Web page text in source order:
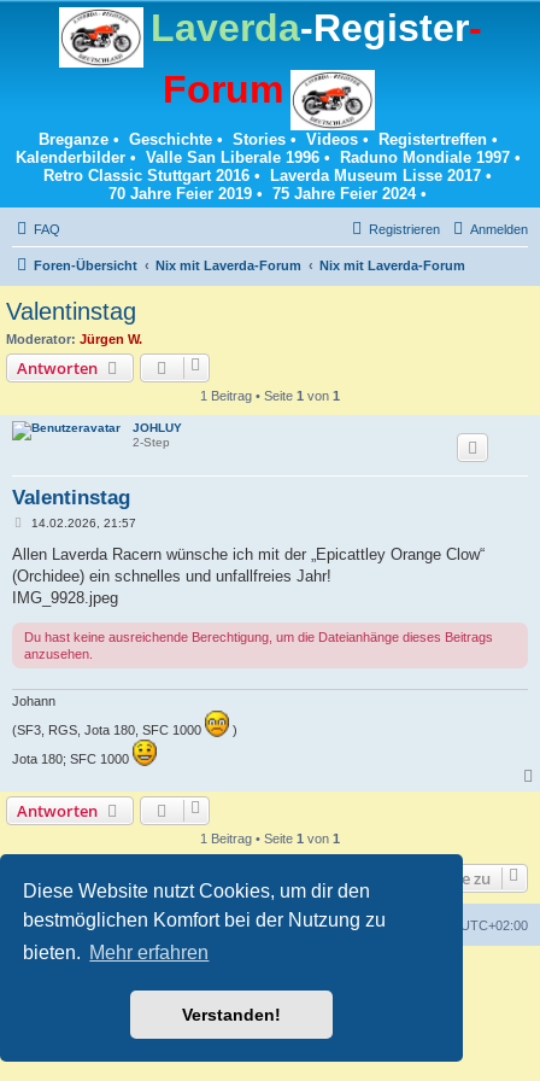
Diese Website nutzt Cookies, um dir den
bestmöglichen Komfort bei der Nutzung zu
bieten. Mehr erfahren
Verstanden!
Laverda-Register-
Forum
Breganze• Geschichte• Stories• Videos• Registertreffen•
Kalenderbilder• Valle San Liberale 1996• Raduno Mondiale 1997•
Retro Classic Stuttgart 2016 • Laverda Museum Lisse 2017 •
70 Jahre Feier 2019 • 75 Jahre Feier 2024•
FAQ Anmelden
Registrieren
Foren-Übersicht Nix mit Laverda-Forum Nix mit Laverda-Forum
Valentinstag
Moderator: Jürgen W.
Antworten
1 Beitrag • Seite 1 von 1
JOHLUY
2-Step
Valentinstag
B
i
r
a
14.02.2026, 21:57
Allen Laverda Racern wünsche ich mit der „Epicattley Orange Clow“
(Orchidee) ein schnelles und unfallfreies Jahr!
IMG_9928.jpeg
Du hast keine ausreichende Berechtigung, um die Dateianhänge dieses Beitrags
anzusehen.
Johann
(SF3, RGS, Jota 180, SFC 1000
)
Jota 180; SFC 1000
Antworten
1 Beitrag • Seite 1 von 1
Gehe zu
Foren-Übersicht Alle Zeiten sind UTC+02:00
Deutsche Übersetzung durchphpBB.de
Customized by
Nutzungsbedingungen